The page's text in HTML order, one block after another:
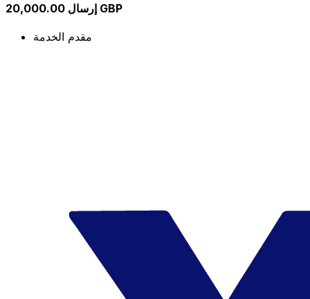
إرسال 20,000.00 GBP
مقدم الخدمة